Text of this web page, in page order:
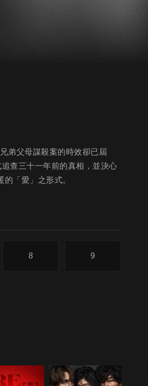
弟父母謀殺案的時效卻已屆
查三十一年前的真相，並決心
「愛」之形式。
8 9